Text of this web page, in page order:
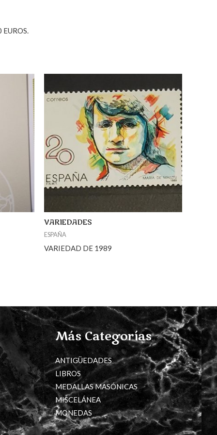
EUROS.
VARIEDADES
ESPAÑA
VARIEDAD DE 1989
Más Categorías
ANTIGÜEDADES
LIBROS
MEDALLAS MASÓNICAS
MISCELÁNEA
MONEDAS